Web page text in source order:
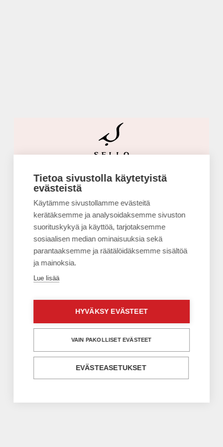
Syötä käyttäjätunnus tai sähköpostiosoite
Tietoa sivustolla käytetyistä
evästeistä
Käytämme sivustollamme evästeitä
kerätäksemme ja analysoidaksemme sivuston
suorituskykyä ja käyttöä, tarjotaksemme
sosiaalisen median ominaisuuksia sekä
parantaaksemme ja räätälöidäksemme sisältöä
ja mainoksia.
Lue lisää
HYVÄKSY EVÄSTEET
VAIN PAKOLLISET EVÄSTEET
EVÄSTEASETUKSET